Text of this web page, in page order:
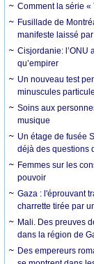
Comment la série
Fusillade de
manifeste laissé
Cisjordanie: l’ONU
qu’empirer
Un nouveau test
minuscules
Soins aux
musique
Un étage de fusée
déjà des questions
Femmes sur les
pouvoir
Gaza : l'éprouvant
charrette tirée par
Mali. Des preuves
dans la région de
Des empereurs